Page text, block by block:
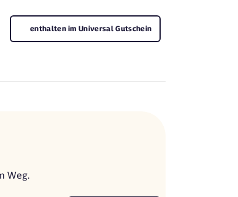
enthalten im Universal Gutschein
Weg.